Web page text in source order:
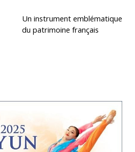
Un instrument emblématique
du patrimoine français